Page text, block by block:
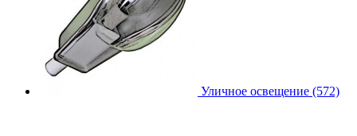
Уличное освещение (572)